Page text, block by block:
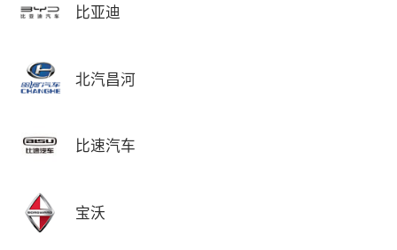
比亚迪
北汽昌河
比速汽车
宝沃